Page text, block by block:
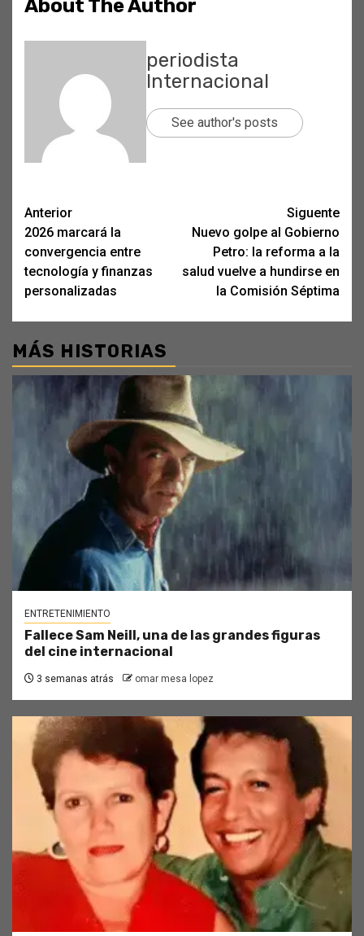
About The Author
periodista
Internacional
See author's posts
Post
navigation
Anterior
2026 marcará la
convergencia entre
tecnología y finanzas
personalizadas
Siguente
Nuevo golpe al Gobierno
Petro: la reforma a la
salud vuelve a hundirse en
la Comisión Séptima
MÁS HISTORIAS
ENTRETENIMIENTO
Fallece Sam Neill, una de las grandes figuras
del cine internacional
3 semanas atrás omar mesa lopez